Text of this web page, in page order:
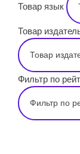
Товар язык
Товар
Фильтр по